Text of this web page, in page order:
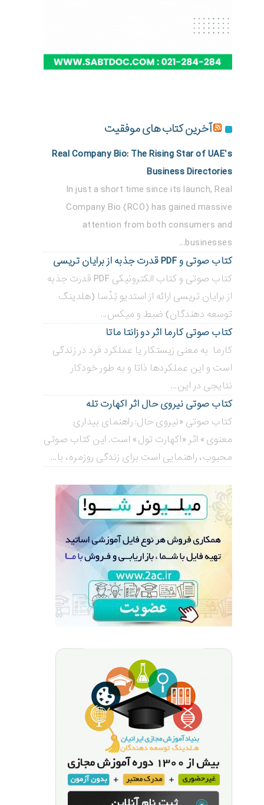
آخرین کتاب های موفقیت
Real Company Bio: The Rising Star of UAE’s
Business Directories
In just a short time since its launch, Real
Company Bio (RCO) has gained massive
attention from both consumers and
businesses...
کتاب صوتی و PDF قدرت جذبه از برایان تریسی
کتاب صوتی و کتاب الکترونیکی PDF قدرت جذبه
از برایان تریسی ارائه از استدیو تِدْسا (هلدینگ
توسعه دهندگان) ضبط و میکس...
کتاب صوتی کارما اثر دو زانتا ماتا
کارما به معنی زیستکار یا عملکرد فرد در زندگی
است و این عملکردها ذاتا و به طور خودکار
نتایجی در این...
کتاب صوتی نیروی حال اثر اکهارت تله
کتاب صوتی «نیروی حال: راهنمای بیداری
معنوی» اثر «اکهارت تول» است. این کتاب صوتی
محبوب، راهنمایی است برای زندگی روزمره، با...